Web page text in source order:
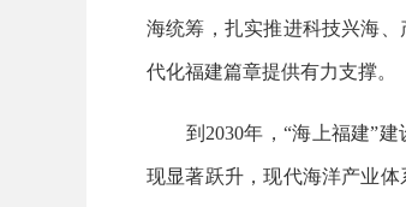
海统筹，扎实推进科技兴海
代化福建篇章提供有力支撑。
到2030年，“海上福建”建
现显著跃升，现代海洋产业